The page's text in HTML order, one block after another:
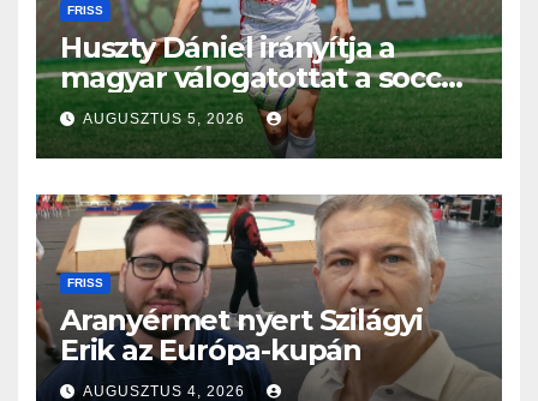
FRISS
Huszty Dániel irányítja a
magyar válogatottat a socca-
világbajnokságon
AUGUSZTUS 5, 2026
FRISS
Aranyérmet nyert Szilágyi
Erik az Európa-kupán
AUGUSZTUS 4, 2026